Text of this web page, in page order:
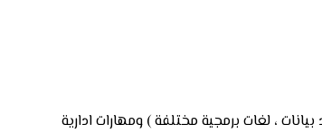
، لغات برمجية مختلفة ) ومهارات ادارية